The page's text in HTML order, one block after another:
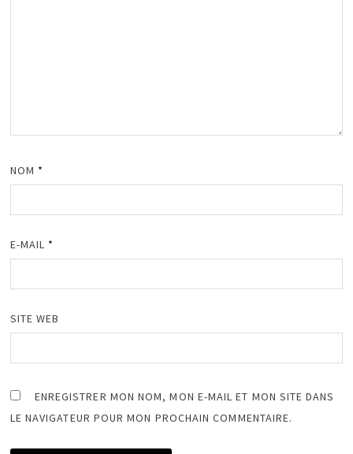
NOM *
E-MAIL *
SITE WEB
ENREGISTRER MON NOM, MON E-MAIL ET MON SITE DANS
LE NAVIGATEUR POUR MON PROCHAIN COMMENTAIRE.